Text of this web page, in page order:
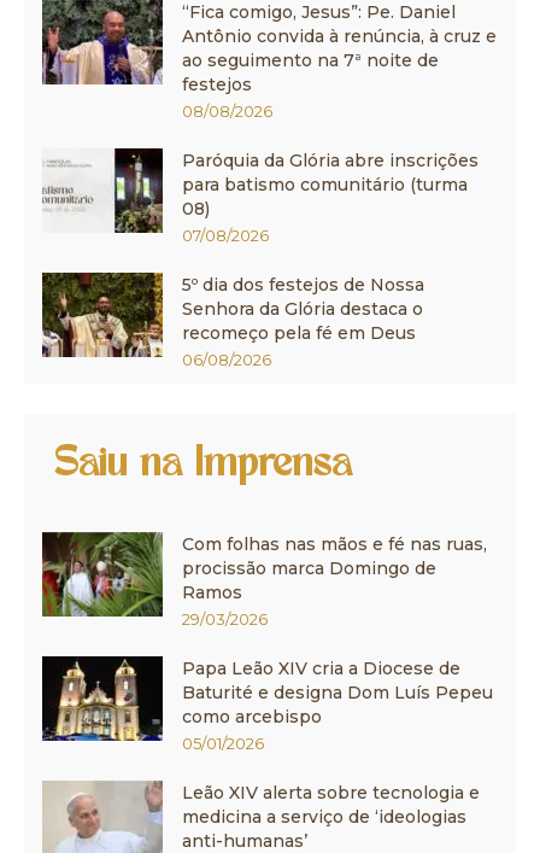
“Fica comigo, Jesus”: Pe. Daniel
Antônio convida à renúncia, à cruz e
ao seguimento na 7ª noite de
festejos
08/08/2026
Paróquia da Glória abre inscrições
para batismo comunitário (turma
08)
07/08/2026
5º dia dos festejos de Nossa
Senhora da Glória destaca o
recomeço pela fé em Deus
06/08/2026
Saiu na Imprensa
Com folhas nas mãos e fé nas ruas,
procissão marca Domingo de
Ramos
29/03/2026
Papa Leão XIV cria a Diocese de
Baturité e designa Dom Luís Pepeu
como arcebispo
05/01/2026
Leão XIV alerta sobre tecnologia e
medicina a serviço de ‘ideologias
anti-humanas’